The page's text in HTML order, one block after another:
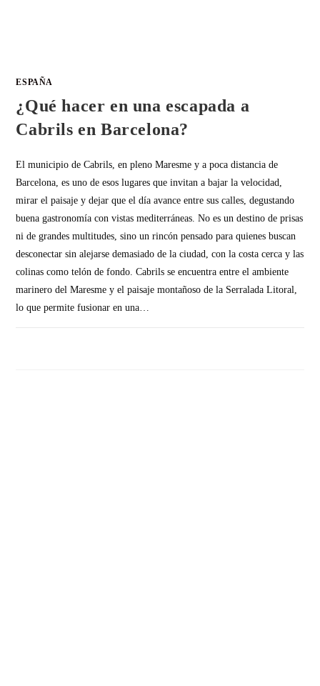
ESPAÑA
¿Qué hacer en una escapada a
Cabrils en Barcelona?
El municipio de Cabrils, en pleno Maresme y a poca distancia de
Barcelona, es uno de esos lugares que invitan a bajar la velocidad,
mirar el paisaje y dejar que el día avance entre sus calles, degustando
buena gastronomía con vistas mediterráneas. No es un destino de prisas
ni de grandes multitudes, sino un rincón pensado para quienes buscan
desconectar sin alejarse demasiado de la ciudad, con la costa cerca y las
colinas como telón de fondo. Cabrils se encuentra entre el ambiente
marinero del Maresme y el paisaje montañoso de la Serralada Litoral,
lo que permite fusionar en una…